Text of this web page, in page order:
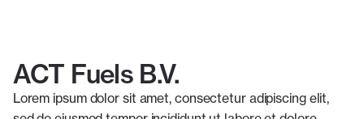
ACT Fuels B.V.
Lorem ipsum dolor sit amet, consectetur adipiscing elit,